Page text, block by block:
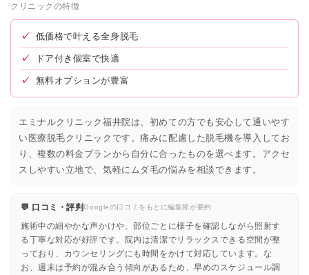
クリニックの特徴
✓ 低価格で叶える全身脱毛
✓ ドア付き個室で快適
✓ 無料オプションが豊富
エミナルクリニック福井院は、初めての方でも安心して通いやす
い医療脱毛クリニックです。痛みに配慮した脱毛機を導入してお
り、複数の料金プランから自分に合ったものを選べます。アクセ
スしやすい立地で、気軽にムダ毛の悩みを相談できます。
💬 口コミ・評判Googleの口コミをもとに編集部が要約
施術中の細やかな声かけや、部位ごとに様子を確認しながら照射す
る丁寧な対応が好評です。院内は清潔でリラックスできる空間が整
っており、カウンセリングにも時間をかけて対応しています。な
お、週末は予約が混み合う傾向があるため、早めのスケジュール調